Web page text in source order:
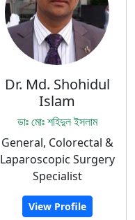
Dr. Md. Shohidul
Islam
ডাঃ মোঃ শহিদুল ইসলাম
General, Colorectal &
Laparoscopic Surgery
Specialist
View Profile